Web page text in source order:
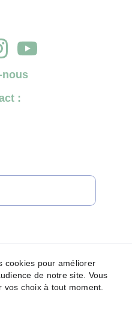
:
nous
2025-26.
cookies pour améliorer
de notre site. Vous
choix à tout moment.